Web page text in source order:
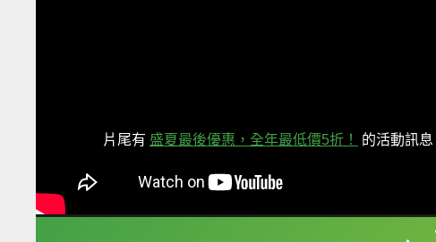
片尾有 盛夏最後優惠，全年最低價5折！ 的活動訊息